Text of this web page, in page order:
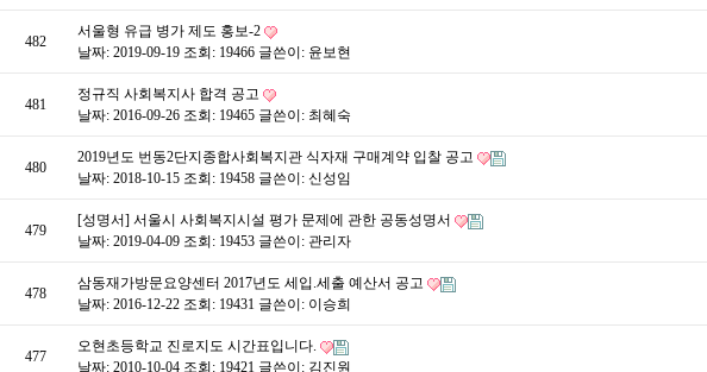
482
서울형 유급 병가 제도 홍보-2
날짜: 2019-09-19 조회: 19466 글쓴이: 윤보현
481
정규직 사회복지사 합격 공고
날짜: 2016-09-26 조회: 19465 글쓴이: 최혜숙
480
2019년도 번동2단지종합사회복지관 식자재 구매계약 입찰 공고
날짜: 2018-10-15 조회: 19458 글쓴이: 신성임
479
[성명서] 서울시 사회복지시설 평가 문제에 관한 공동성명서
날짜: 2019-04-09 조회: 19453 글쓴이: 관리자
478
삼동재가방문요양센터 2017년도 세입.세출 예산서 공고
날짜: 2016-12-22 조회: 19431 글쓴이: 이승희
477
오현초등학교 진로지도 시간표입니다.
날짜: 2010-10-04 조회: 19421 글쓴이: 김진원